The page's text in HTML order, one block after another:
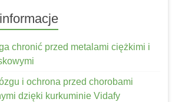
chronić przed metalami ciężkimi i
i ochrona przed chorobami
dzięki kurkuminie Vidafy